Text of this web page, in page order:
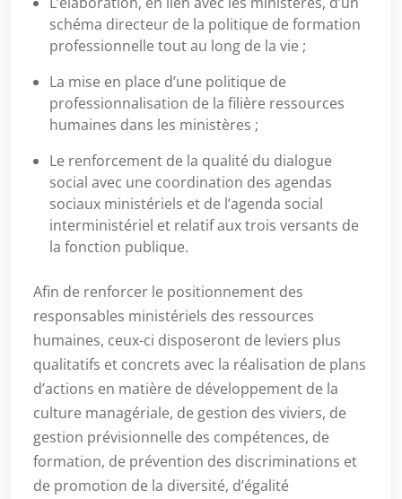
schéma directeur de la politique de formation
professionnelle tout au long de la vie ;
La mise en place d’une politique de
professionnalisation de la filière ressources
humaines dans les ministères ;
Le renforcement de la qualité du dialogue
social avec une coordination des agendas
sociaux ministériels et de l’agenda social
interministériel et relatif aux trois versants de
la fonction publique.
Afin de renforcer le positionnement des
responsables ministériels des ressources
humaines, ceux-ci disposeront de leviers plus
qualitatifs et concrets avec la réalisation de plans
d’actions en matière de développement de la
culture managériale, de gestion des viviers, de
gestion prévisionnelle des compétences, de
formation, de prévention des discriminations et
de promotion de la diversité, d’égalité